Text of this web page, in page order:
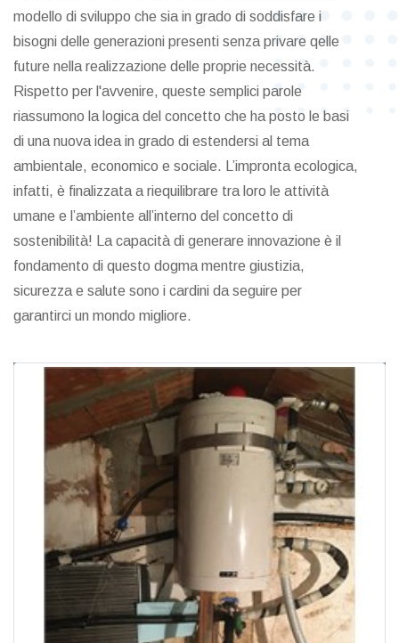
modello di sviluppo che sia in grado di soddisfare i
bisogni delle generazioni presenti senza privare qelle
future nella realizzazione delle proprie necessità.
Rispetto per l'avvenire, queste semplici parole
riassumono la logica del concetto che ha posto le basi
di una nuova idea in grado di estendersi al tema
ambientale, economico e sociale. L’impronta ecologica,
infatti, è finalizzata a riequilibrare tra loro le attività
umane e l’ambiente all’interno del concetto di
sostenibilità! La capacità di generare innovazione è il
fondamento di questo dogma mentre giustizia,
sicurezza e salute sono i cardini da seguire per
garantirci un mondo migliore.